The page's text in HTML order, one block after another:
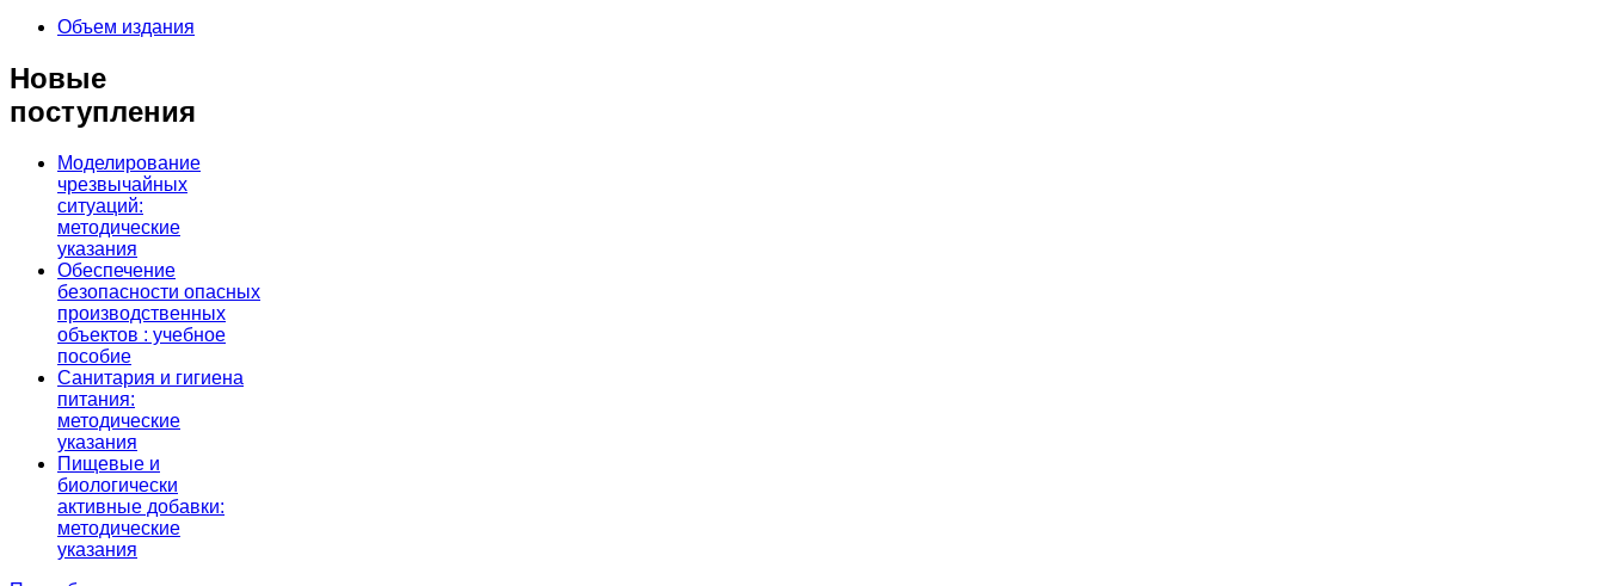
Объем издания
Новые
поступления
Моделирование
чрезвычайных
ситуаций:
методические
указания
Обеспечение
безопасности опасных
производственных
объектов : учебное
пособие
Санитария и гигиена
питания:
методические
указания
Пищевые и
биологически
активные добавки:
методические
указания